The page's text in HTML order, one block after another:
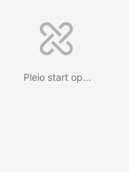
Pleio start op...